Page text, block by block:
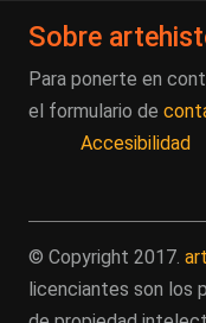
Sobre
Para ponerte en
el formulario de
Accesibilidad
© Copyright 2017.
licenciantes son los